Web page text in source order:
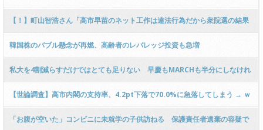
【！】町山智浩さん「高市早苗のネット工作は違法行為だから衆院選の結果
も通過させた法案も全部無効にすべき！」
韓国株のバブル懸念が再燃、高齢者のレバレッジ投資も急増
私大を4割減らすだけではとても足りない 早慶もMARCHも半分にしなけれ
ば生き残れない少子化の現実
【世論調査】高市内閣の支持率、4.2pt下落で70.0%に急落してしまう → ｗ
ｗｗｗｗｗｗｗｗｗｗｗｗｗｗｗｗｗｗｗ
「お腹が空いた」コンビニに未就学の子供訪ねる 保護責任者遺棄の容疑で